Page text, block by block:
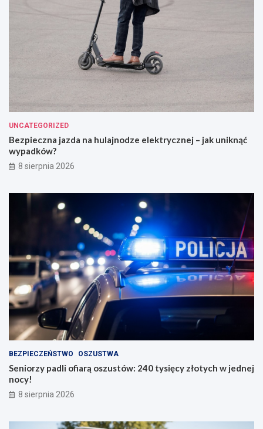
UNCATEGORIZED
Bezpieczna jazda na hulajnodze elektrycznej – jak uniknąć
wypadków?
8 sierpnia 2026
BEZPIECZEŃSTWO OSZUSTWA
Seniorzy padli ofiarą oszustów: 240 tysięcy złotych w jednej
nocy!
8 sierpnia 2026